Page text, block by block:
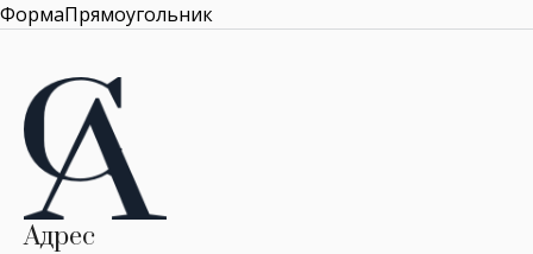
ФормаПрямоугольник
Адрес